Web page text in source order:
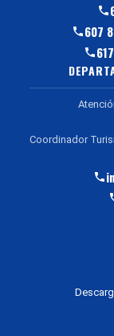
607
Coordinador